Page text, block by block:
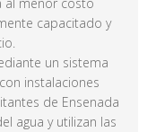
al menor costo
capacitado y
un sistema
instalaciones
de Ensenada
agua y utilizan las